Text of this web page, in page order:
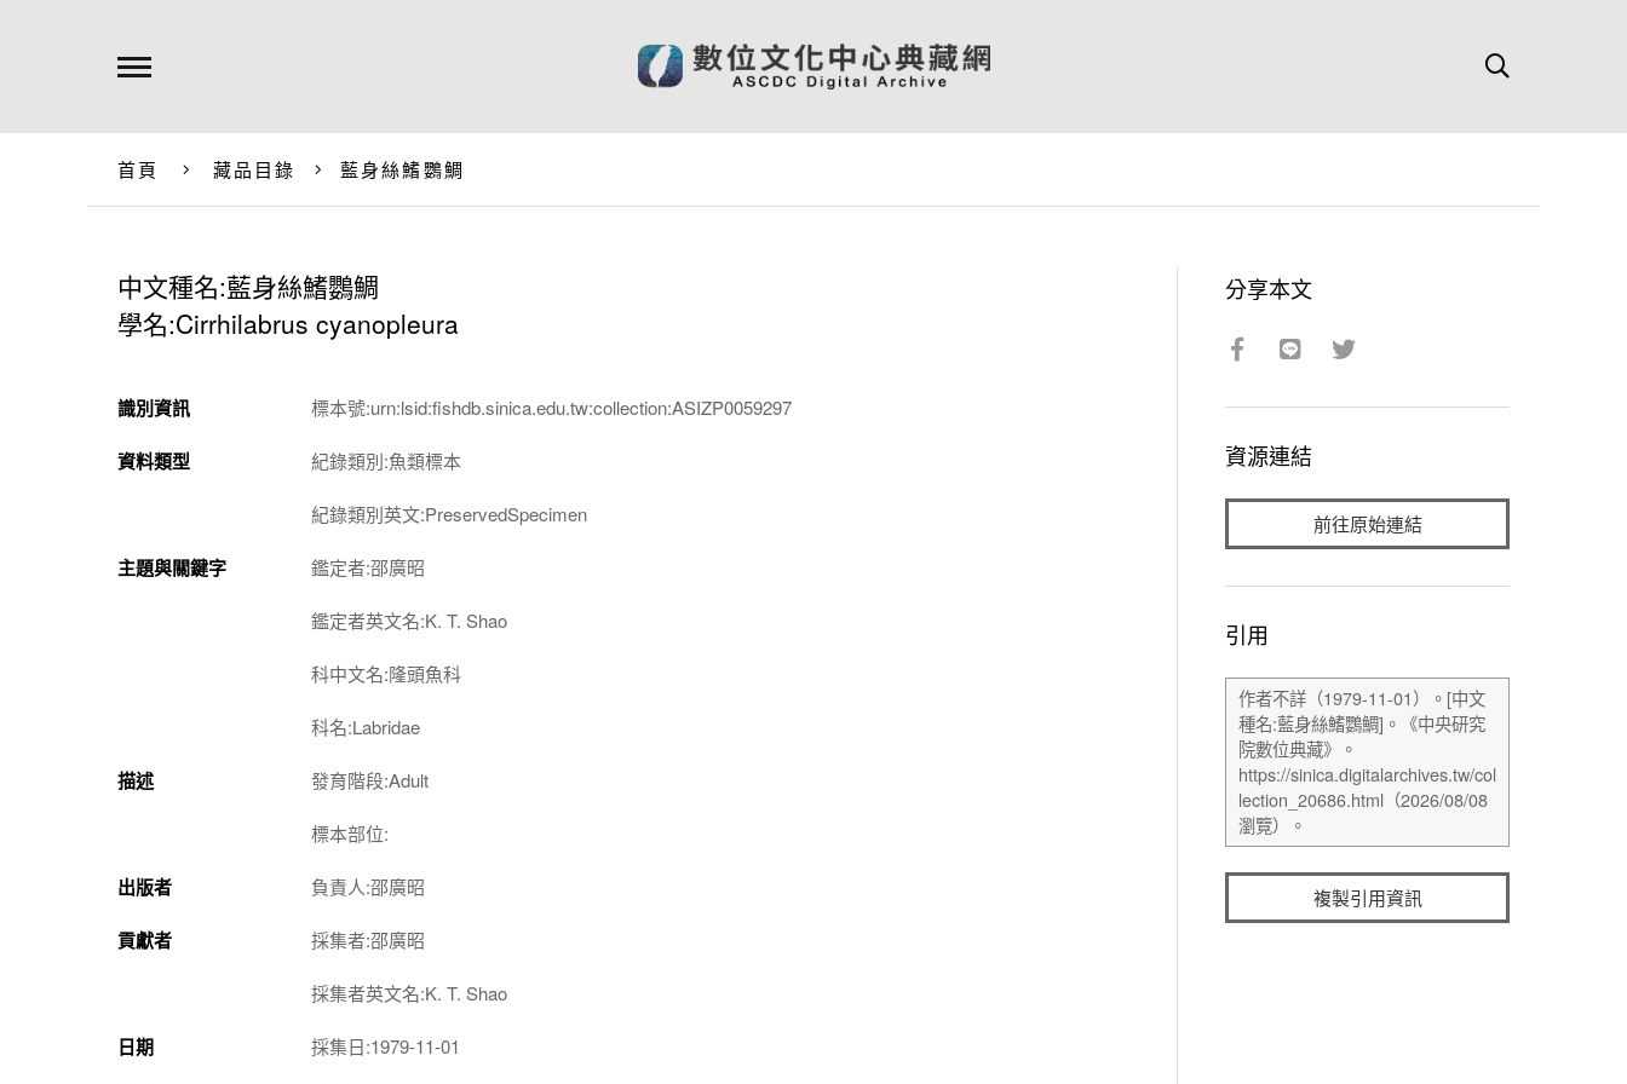
首頁 藏品目錄 藍身絲鰭鸚鯛
中文種名:藍身絲鰭鸚鯛
學名:Cirrhilabrus cyanopleura
識別資訊 標本號:urn:lsid:fishdb.sinica.edu.tw:collection:ASIZP0059297
資料類型 紀錄類別:魚類標本
紀錄類別英文:PreservedSpecimen
主題與關鍵字 鑑定者:邵廣昭
鑑定者英文名:K. T. Shao
科中文名:隆頭魚科
科名:Labridae
描述 發育階段:Adult
標本部位:
出版者 負責人:邵廣昭
貢獻者 採集者:邵廣昭
採集者英文名:K. T. Shao
日期 採集日:1979-11-01
分享本文
資源連結
前往原始連結
引用
複製引用資訊